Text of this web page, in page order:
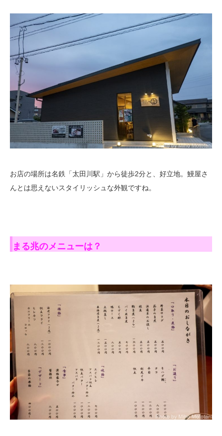
お店の場所は名鉄「太田川駅」から徒歩2分と、好立地。鰻屋さ
んとは思えないスタイリッシュな外観ですね。
まる兆のメニューは？